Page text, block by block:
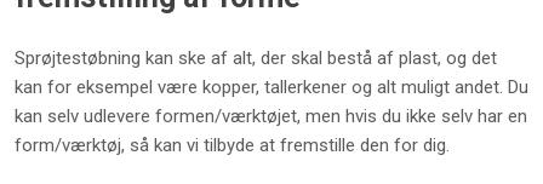
​Sprøjtestøbning kan ske af alt, der skal bestå af plast, og det
kan for eksempel være kopper, tallerkener og alt muligt andet. Du
kan selv udlevere formen/værktøjet, men hvis du ikke selv har en
form/værktøj, så kan vi tilbyde at fremstille den for dig.